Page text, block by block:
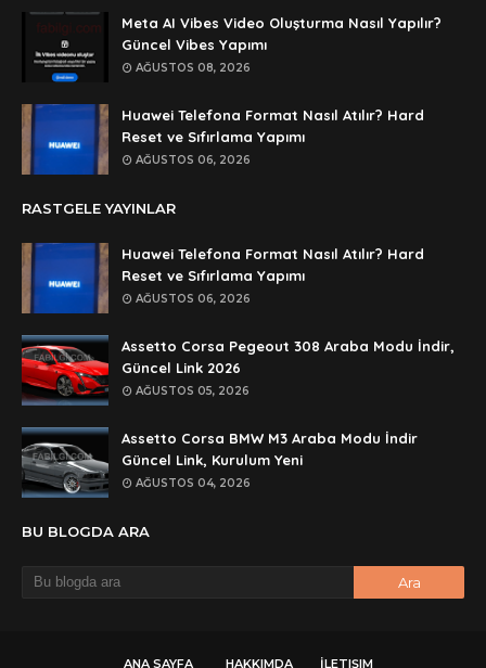
🥰🥰🥰
Anonymous
dedezıplatan31 beğend👌
Anonymous
rar dosyasının şifresi nedir
Anonymous
lan şifre ne şifre
şifre ne
Meta AI Vibes Video Oluşturma Nasıl Yapılır?
Güncel Vibes Yapımı
AĞUSTOS 08, 2026
Huawei Telefona Format Nasıl Atılır? Hard
Reset ve Sıfırlama Yapımı
AĞUSTOS 06, 2026
RASTGELE YAYINLAR
Huawei Telefona Format Nasıl Atılır? Hard
Reset ve Sıfırlama Yapımı
AĞUSTOS 06, 2026
Assetto Corsa Pegeout 308 Araba Modu İndir,
Güncel Link 2026
AĞUSTOS 05, 2026
Assetto Corsa BMW M3 Araba Modu İndir
Güncel Link, Kurulum Yeni
AĞUSTOS 04, 2026
BU BLOGDA ARA
ANA SAYFA HAKKIMDA İLETIŞIM